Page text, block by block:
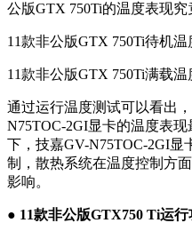
公版GTX 750Ti的温度表现究
11款非公版GTX 750Ti待机温
11款非公版GTX 750Ti满载温
通过运行温度测试可以看出
N75TOC-2GI显卡的温度表
下，技嘉GV-N75TOC-2GI
制，散热系统在温度控制方
影响。
● 11款非公版GTX750 Ti运